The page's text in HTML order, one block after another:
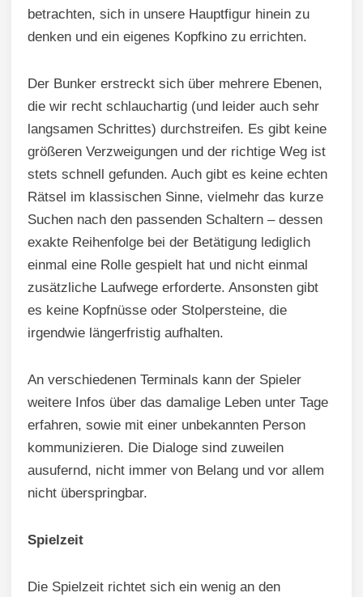
betrachten, sich in unsere Hauptfigur hinein zu
denken und ein eigenes Kopfkino zu errichten.
Der Bunker erstreckt sich über mehrere Ebenen,
die wir recht schlauchartig (und leider auch sehr
langsamen Schrittes) durchstreifen. Es gibt keine
größeren Verzweigungen und der richtige Weg ist
stets schnell gefunden. Auch gibt es keine echten
Rätsel im klassischen Sinne, vielmehr das kurze
Suchen nach den passenden Schaltern – dessen
exakte Reihenfolge bei der Betätigung lediglich
einmal eine Rolle gespielt hat und nicht einmal
zusätzliche Laufwege erforderte. Ansonsten gibt
es keine Kopfnüsse oder Stolpersteine, die
irgendwie längerfristig aufhalten.
An verschiedenen Terminals kann der Spieler
weitere Infos über das damalige Leben unter Tage
erfahren, sowie mit einer unbekannten Person
kommunizieren. Die Dialoge sind zuweilen
ausufernd, nicht immer von Belang und vor allem
nicht überspringbar.
Spielzeit
Die Spielzeit richtet sich ein wenig an den